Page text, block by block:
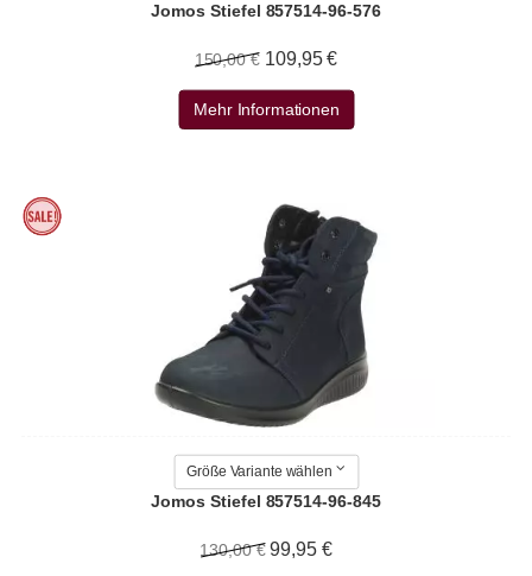
Jomos Stiefel 857514-96-576
150,00 € 109,95 €
Mehr Informationen
Größe Variante wählen
Jomos Stiefel 857514-96-845
130,00 € 99,95 €